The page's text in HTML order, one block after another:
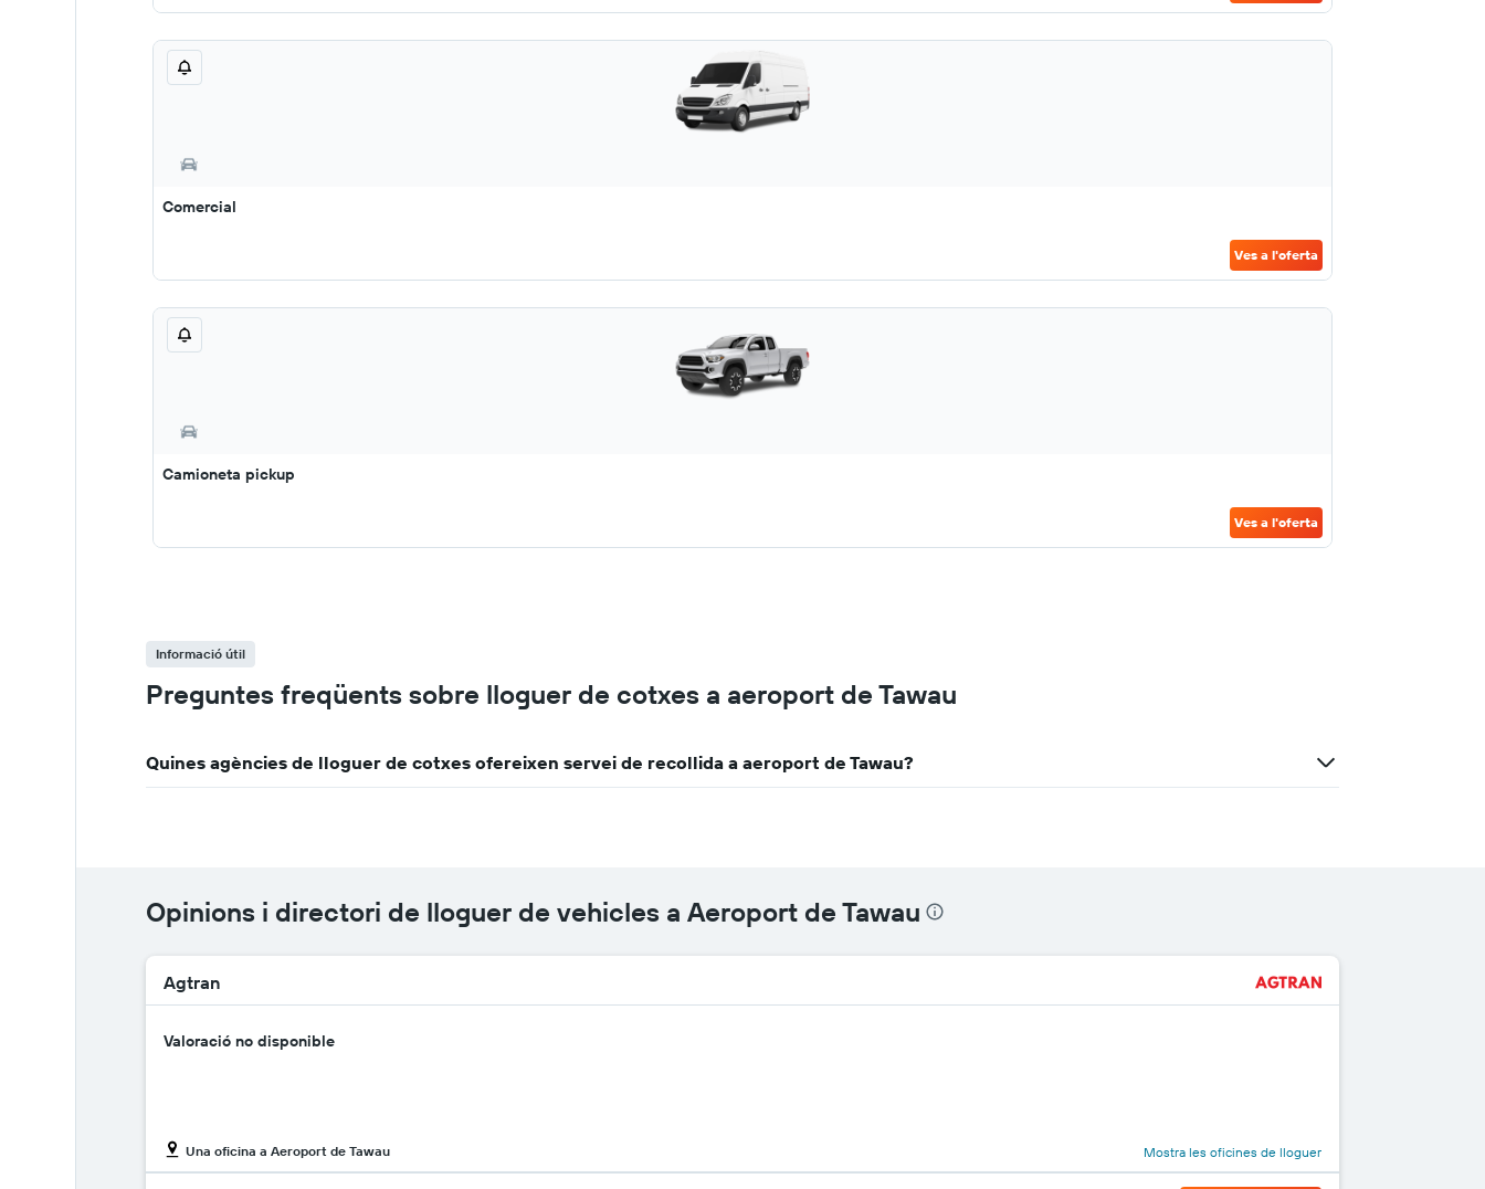
Comercial
Ves a l'oferta
Camioneta pickup
Ves a l'oferta
Informació útil
Preguntes freqüents sobre lloguer de cotxes a aeroport de Tawau
Quines agències de lloguer de cotxes ofereixen servei de recollida a aeroport de Tawau?
Opinions i directori de lloguer de vehicles a Aeroport de Tawau
Agtran
Valoració no disponible
Una oficina a Aeroport de Tawau Mostra les oficines de lloguer